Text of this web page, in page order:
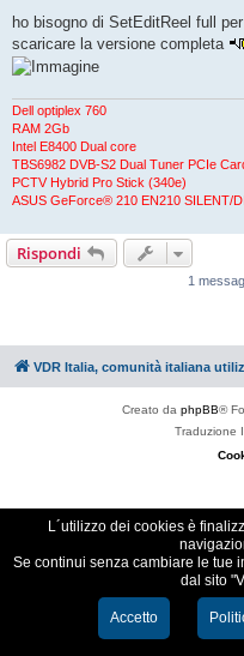
s
a
g
g
o
ho bisogno di SetEditReel full
scaricare la versione completa
Dell optiplex 760
RAM 2Gb
Intel E8400 Dual core
TBS6982 DVB-S2 Dual Tuner PCIe
PCTV Hybrid Pro Stick (340e)
ASUS GeForce® 210 EN210 SILENT/
Rispondi
1
VDR Italia, comunità italiana
Creato da phpBB®
Traduzione
L´utilizzo dei cookies è
Se continui senza cambiare le tue
dal sito
Accetto